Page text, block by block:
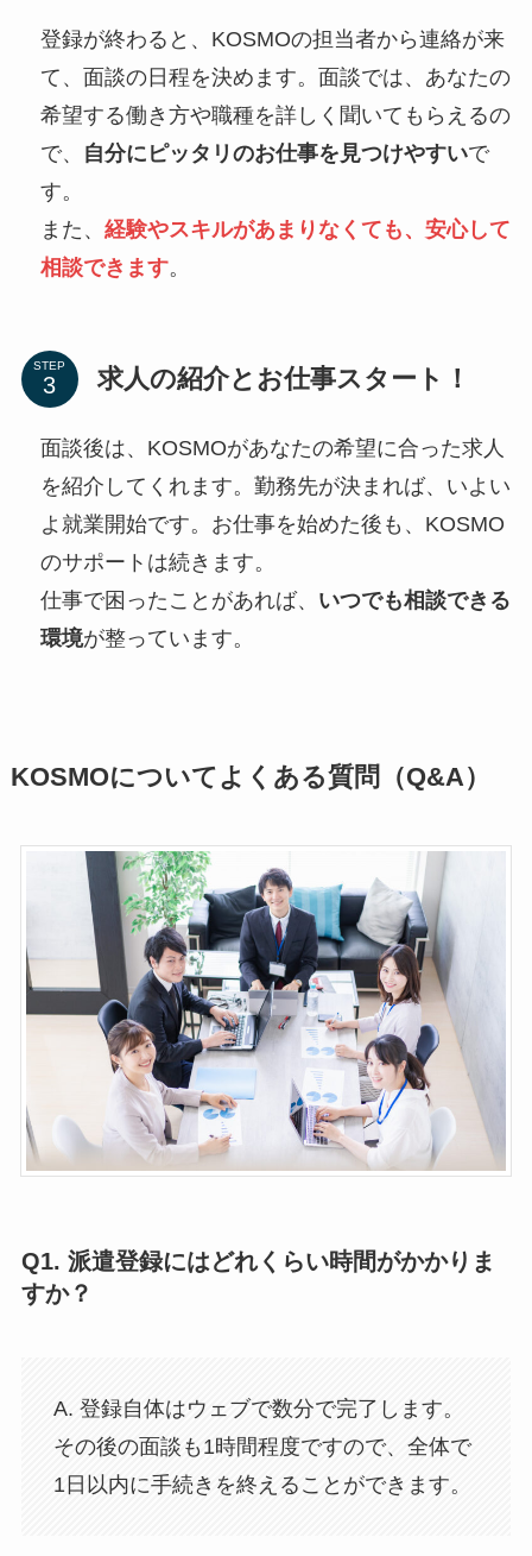
登録が終わると、KOSMOの担当者から連絡が来
て、面談の日程を決めます。面談では、あなたの
希望する働き方や職種を詳しく聞いてもらえるの
で、
自分にピッタリのお仕事を見つけやすいで
す。
また、 経験やスキルがあまりなくても、安心して
相談できます。
STEP 求人の紹介とお仕事スタート！
面談後は、KOSMOがあなたの希望に合った求人
を紹介してくれます。勤務先が決まれば、いよい
よ就業開始です。お仕事を始めた後も、KOSMO
のサポートは続きます。
仕事で困ったことがあれば、 いつでも相談できる
環境が整っています。
KOSMOについてよくある質問（Q&A）
Q1. 派遣登録にはどれくらい時間がかかりま
すか？
A. 登録自体はウェブで数分で完了します。
その後の面談も1時間程度ですので、全体で
1日以内に手続きを終えることができます。